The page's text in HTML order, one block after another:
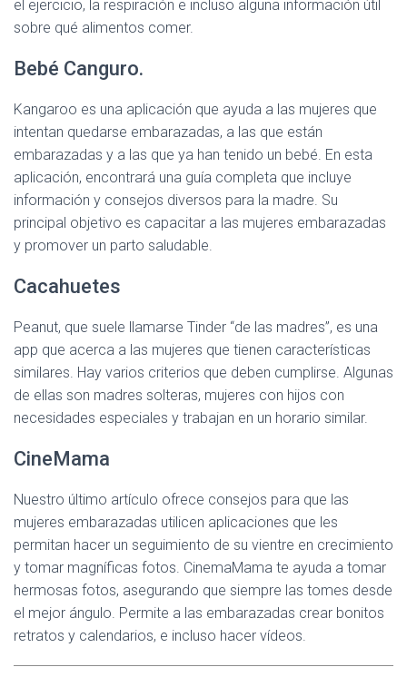
el ejercicio, la respiración e incluso alguna información útil
sobre qué alimentos comer.
Bebé Canguro.
Kangaroo es una aplicación que ayuda a las mujeres que
intentan quedarse embarazadas, a las que están
embarazadas y a las que ya han tenido un bebé. En esta
aplicación, encontrará una guía completa que incluye
información y consejos diversos para la madre. Su
principal objetivo es capacitar a las mujeres embarazadas
y promover un parto saludable.
Cacahuetes
Peanut, que suele llamarse Tinder “de las madres”, es una
app que acerca a las mujeres que tienen características
similares. Hay varios criterios que deben cumplirse. Algunas
de ellas son madres solteras, mujeres con hijos con
necesidades especiales y trabajan en un horario similar.
CineMama
Nuestro último artículo ofrece consejos para que las
mujeres embarazadas utilicen aplicaciones que les
permitan hacer un seguimiento de su vientre en crecimiento
y tomar magníficas fotos. CinemaMama te ayuda a tomar
hermosas fotos, asegurando que siempre las tomes desde
el mejor ángulo. Permite a las embarazadas crear bonitos
retratos y calendarios, e incluso hacer vídeos.